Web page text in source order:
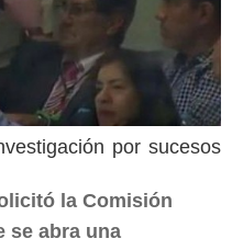
por sucesos
la Comisión
se abra una